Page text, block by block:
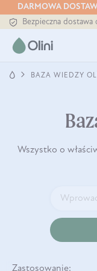
DARMOWA
Bezpieczna dostawa
Darmowa dostawa
BAZA WIEDZY
Wszystko o
Zastosowanie: